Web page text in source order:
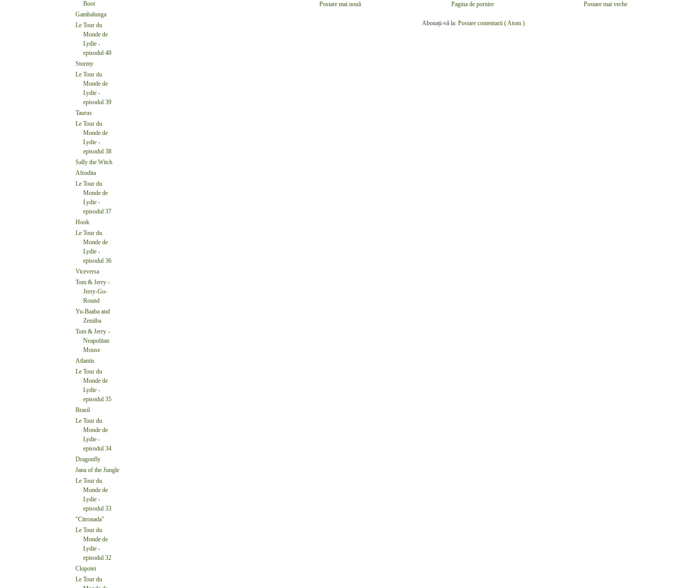
Postare mai nouă Postare mai veche
Pagina de pornire
Abonați-vă la: Postare comentarii ( Atom )
Boot
Gambalunga
Le Tour du
Monde de
Lydie -
episodul 40
Stormy
Le Tour du
Monde de
Lydie -
episodul 39
Taurus
Le Tour du
Monde de
Lydie -
episodul 38
Sally the Witch
Afrodita
Le Tour du
Monde de
Lydie -
episodul 37
Hook
Le Tour du
Monde de
Lydie -
episodul 36
Viceversa
Tom & Jerry -
Jerry-Go-
Round
Yu-Baaba and
Zeniiba
Tom & Jerry -
Neapolitan
Mouse
Atlantis
Le Tour du
Monde de
Lydie -
episodul 35
Brasil
Le Tour du
Monde de
Lydie -
episodul 34
Dragonfly
Jana of the Jungle
Le Tour du
Monde de
Lydie -
episodul 33
"Citronada"
Le Tour du
Monde de
Lydie -
episodul 32
Clopotei
Le Tour du